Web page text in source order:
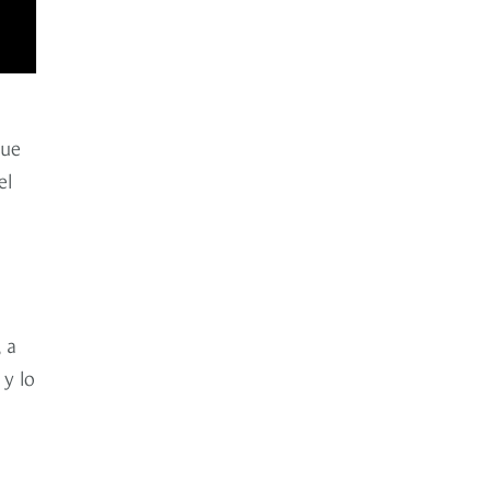
a
lo